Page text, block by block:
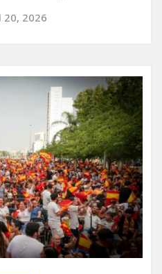
20, 2026